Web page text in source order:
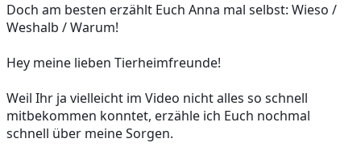
Doch am besten erzählt Euch Anna mal selbst: Wieso /
Weshalb / Warum!
Hey meine lieben Tierheimfreunde!
Weil Ihr ja vielleicht im Video nicht alles so schnell
mitbekommen konntet, erzähle ich Euch nochmal
schnell über meine Sorgen.